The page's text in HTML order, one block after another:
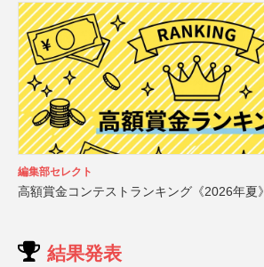
編集部セレクト
高額賞金コンテストランキング《2026年夏》
結果発表